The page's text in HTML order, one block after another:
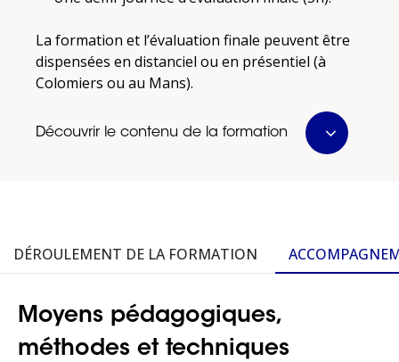
La formation et l’évaluation finale peuvent être
dispensées en distanciel ou en présentiel (à
Colomiers ou au Mans).
Découvrir le contenu de la formation
DÉROULEMENT DE LA FORMATION
Moyens pédagogiques,
méthodes et techniques